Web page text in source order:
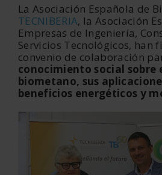
La Asociación Española de
TECNIBERIA, la Asociación
Empresas de Ingeniería,
Servicios Tecnológicos, han
convenio de colaboración
conocimiento social sobre
biometano, sus
beneficios energéticos y